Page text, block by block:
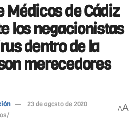
Médicos de Cádiz
los negacionistas
dentro de la
merecedores
23 de agosto de 2020
AA